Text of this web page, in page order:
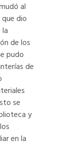
al
dio
de los
pudo
de
se
y
en la